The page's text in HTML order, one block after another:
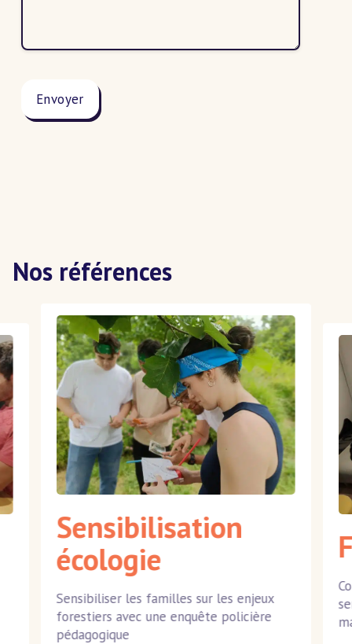
Nos références
Sensibilisation
écologie
Sensibiliser les familles sur les enjeux
forestiers avec une enquête policière
pédagogique